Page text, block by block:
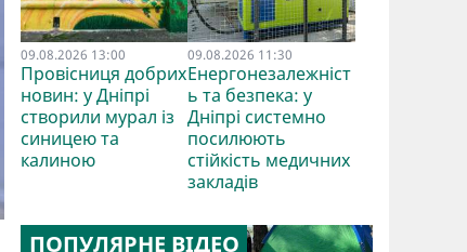
09.08.2026 13:00
Провісниця добрих
новин: у Дніпрі
створили мурал із
синицею та
калиною
09.08.2026 11:30
Енергонезалежніст
ь та безпека: у
Дніпрі системно
посилюють
стійкість медичних
закладів
ПОПУЛЯРНЕ ВІДЕО